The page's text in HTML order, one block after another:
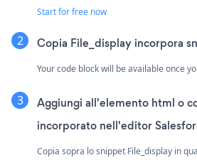
Start for free now
Copia File_display incorpora
Your code block will be available once
Aggiungi all'elemento html o
incorporato nell'editor
Copia sopra lo snippet File_display in